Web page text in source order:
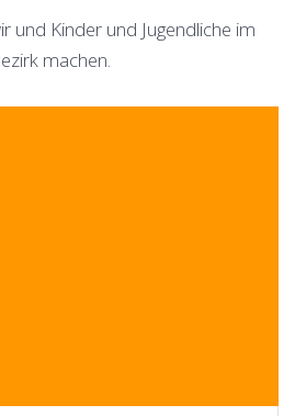
und Kinder und Jugendliche im
machen.